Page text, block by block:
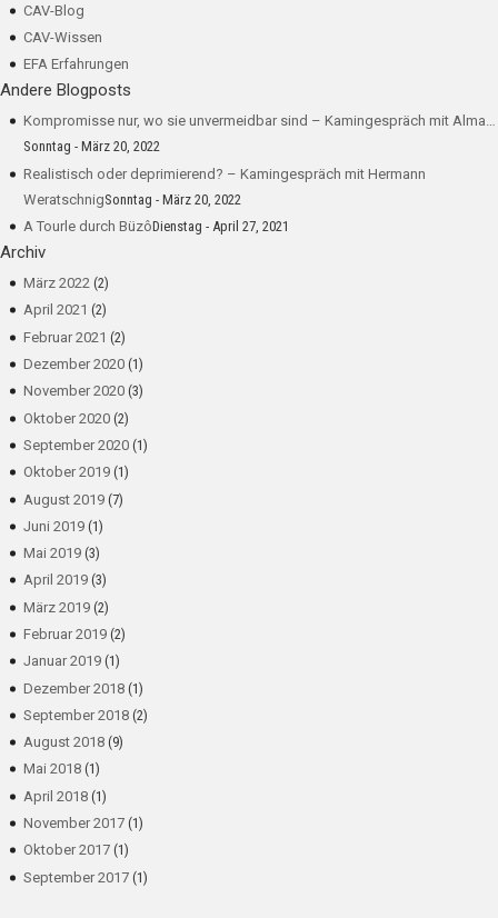
CAV-Blog
CAV-Wissen
EFA Erfahrungen
Andere Blogposts
Kompromisse nur, wo sie unvermeidbar sind – Kamingespräch mit Alma…
Sonntag - März 20, 2022
Realistisch oder deprimierend? – Kamingespräch mit Hermann
WeratschnigSonntag - März 20, 2022
A Tourle durch BüzôDienstag - April 27, 2021
Archiv
März 2022(2)
April 2021 (2)
Februar 2021 (2)
Dezember 2020(1)
November 2020(3)
Oktober 2020(2)
September 2020(1)
Oktober 2019(1)
August 2019(7)
Juni 2019(1)
Mai 2019(3)
April 2019(3)
März 2019(2)
Februar 2019(2)
Januar 2019(1)
Dezember 2018(1)
September 2018(2)
August 2018(9)
Mai 2018(1)
April 2018(1)
November 2017(1)
Oktober 2017(1)
September 2017(1)